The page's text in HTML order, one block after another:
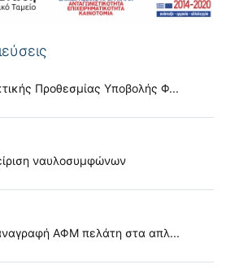
Προθεσμίας Υποβολής Φ...
ναυλοσυμφώνων
ΑΦΜ πελάτη στα απλ...